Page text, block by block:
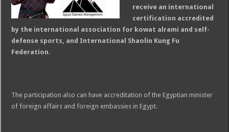
receive an international
certification accredited
by the international association for kowat alrami and self-
defense sports, and International Shaolin Kung Fu
Federation.
The participation also can have accreditation of the Egyptian minister
of foreign affairs and foreign embassies in Egypt.